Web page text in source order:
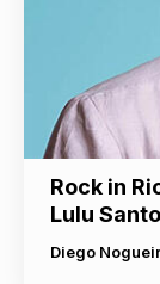
Rock in
Lulu
Diego